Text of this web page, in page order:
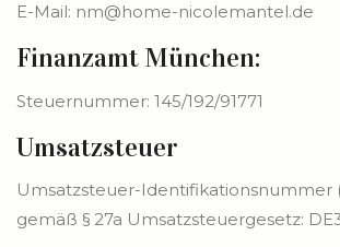
E-Mail: nm@home-nicolemantel.de
Finanzamt München:
Steuernummer: 145/192/91771
Umsatzsteuer
Umsatzsteuer-Identifikationsnummer
gemäß § 27a Umsatzsteuergesetz: